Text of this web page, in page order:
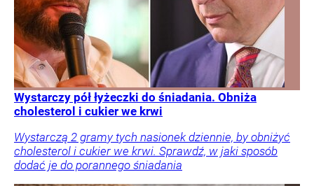
Wystarczy pół łyżeczki do śniadania. Obniża
cholesterol i cukier we krwi
Wystarczą 2 gramy tych nasionek dziennie, by obniżyć
cholesterol i cukier we krwi. Sprawdź, w jaki sposób
dodać je do porannego śniadania